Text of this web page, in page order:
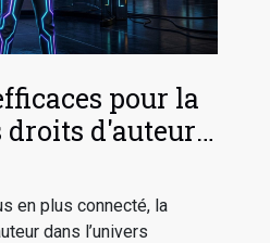
pour la
droits d'auteur
en plus connecté, la
dans l’univers